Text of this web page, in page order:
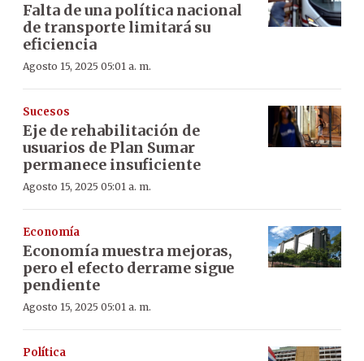
Falta de una política nacional
de transporte limitará su
eficiencia
Agosto 15, 2025 05:01 a. m.
Sucesos
Eje de rehabilitación de
usuarios de Plan Sumar
permanece insuficiente
Agosto 15, 2025 05:01 a. m.
Economía
Economía muestra mejoras,
pero el efecto derrame sigue
pendiente
Agosto 15, 2025 05:01 a. m.
Política